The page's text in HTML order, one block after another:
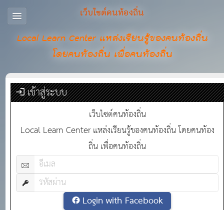
เว็บไซต์คนท้องถิ่น
Local Learn Center แหล่งเรียนรู้ของคนท้องถิ่น
โดยคนท้องถิ่น เพื่อคนท้องถิ่น
เข้าสู่ระบบ
เว็บไซต์คนท้องถิ่น
Local Learn Center แหล่งเรียนรู้ของคนท้องถิ่น โดยคนท้อง
ถิ่น เพื่อคนท้องถิ่น
Login with Facebook